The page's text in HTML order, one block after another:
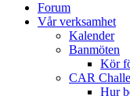
Forum
Vår verksamhet
Kalender
Banmöten
Kör
CAR
Hur